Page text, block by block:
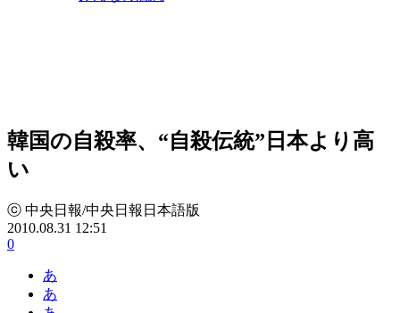
韓国の自殺率、“自殺伝統”日本より高
い
ⓒ 中央日報/中央日報日本語版
2010.08.31 12:51
0
あ
あ